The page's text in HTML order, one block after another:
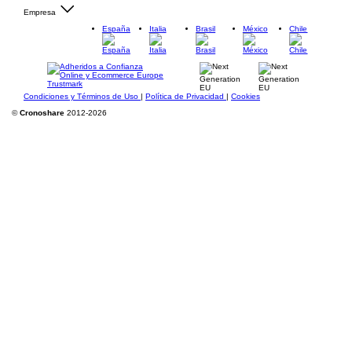
Empresa
España
Italia Brasil México Chile
Condiciones y Términos de Uso | Política de Privacidad | Cookies
©Cronoshare 2012-2026